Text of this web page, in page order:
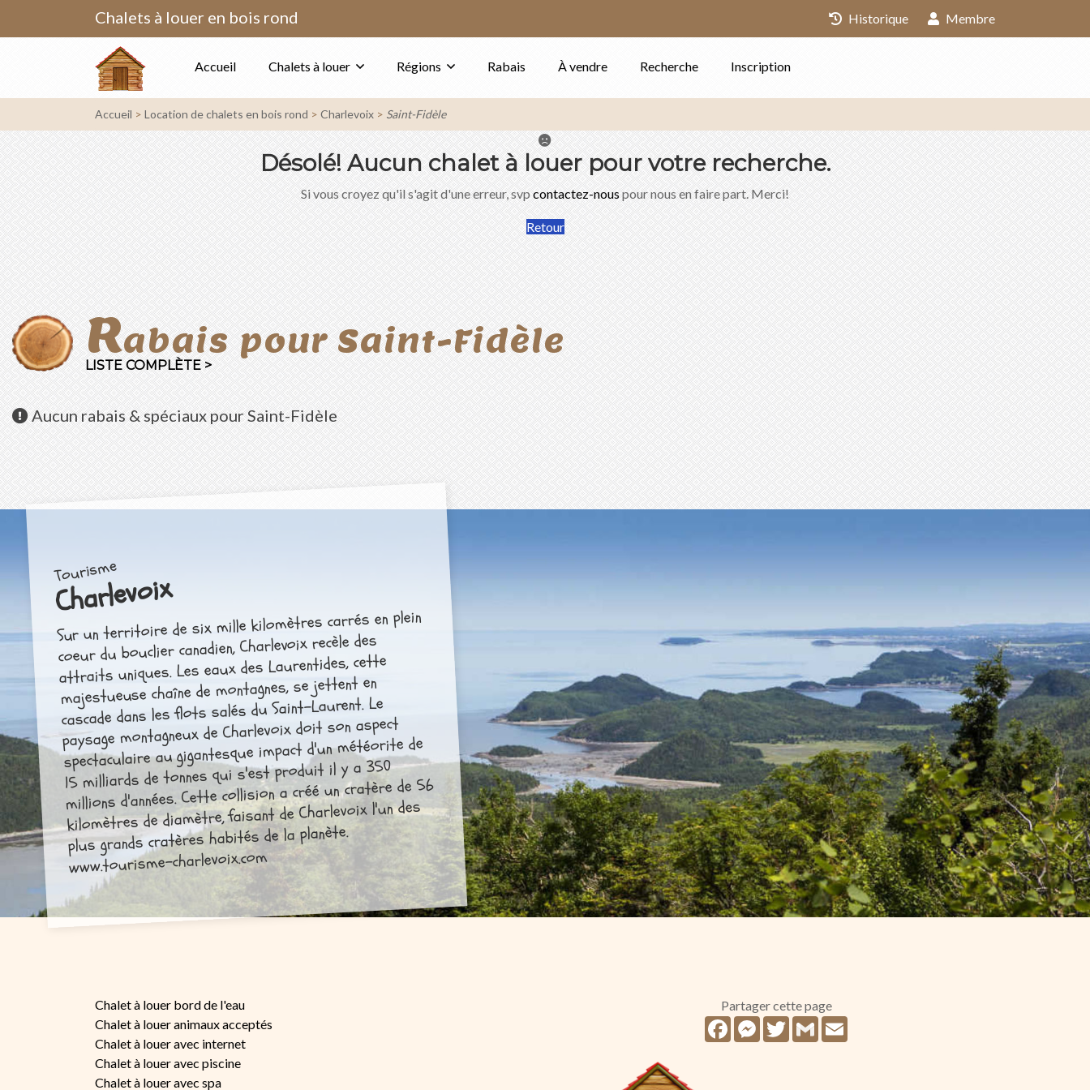
Chalets à louer en bois rond Historique Membre
Accueil Chalets à louer Régions Rabais À vendre Recherche Inscription
Accueil Location de chalets en bois rond Charlevoix Saint-Fidèle
Désolé!Aucun chalet à louer pour votre recherche.
Si vous croyez qu'il s'agit d'une erreur, svpcontactez-nouspour nous en faire part. Merci!
Retour
Rabais pour Saint-Fidèle
LISTE COMPLÈTE >
Aucunrabais & spéciaux pour Saint-Fidèle
Tourisme
Charlevoix
Sur un territoire de six mille kilomètres carrés en plein
coeur du bouclier canadien, Charlevoix recèle des
attraits uniques. Les eaux des Laurentides, cette
majestueuse chaîne de montagnes, se jettent en
cascade dans les flots salés du Saint-Laurent. Le
paysage montagneux de Charlevoix doit son aspect
spectaculaire au gigantesque impact d'un météorite de
15 milliards de tonnes qui s'est produit il y a 350
millions d'années. Cette collision a créé un cratère de 56
kilomètres de diamètre, faisant de Charlevoix l'un des
plus grands cratères habités de la planète.
www.tourisme-charlevoix.com
Chalet à louer bord de l'eau
Chalet à louer animaux acceptés
Chalet à louer avec internet
Chalet à louer avec piscine
Chalet à louer avec spa
Partager cette page
FacebookMessenger
TwitterGmail